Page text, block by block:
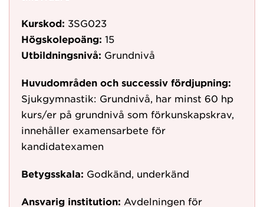
Kurskod: 3SG023
Högskolepoäng: 15
Utbildningsnivå: Grundnivå
Huvudområden och successiv fördjupning:
Sjukgymnastik: Grundnivå, har minst 60 hp
kurs/er på grundnivå som förkunskapskrav,
innehåller examensarbete för
kandidatexamen
Betygsskala: Godkänd, underkänd
Ansvarig institution: Avdelningen för